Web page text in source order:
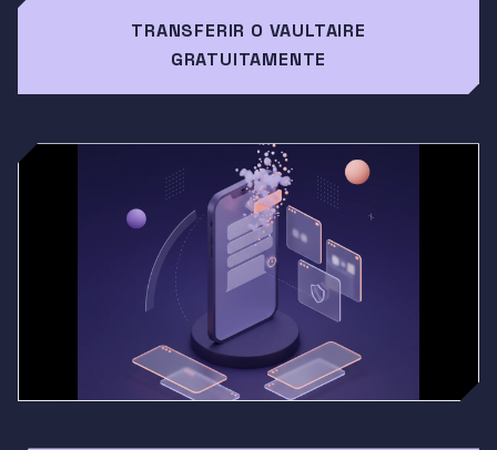
TRANSFERIR O VAULTAIRE
GRATUITAMENTE